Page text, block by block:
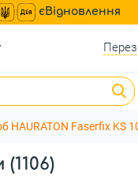
єВідновлення
HAURATON Faserfix KS